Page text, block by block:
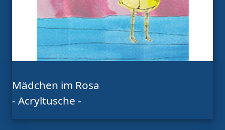
Mädchen im Rosa
- Acryltusche -